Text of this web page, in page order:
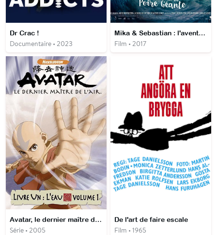
Dr Crac !
Documentaire • 2023
Mika & Sebastian : l'aventure de la poire géante
Film • 2017
Avatar, le dernier maître de l'air
Série • 2005
De l'art de faire escale
Film • 1965